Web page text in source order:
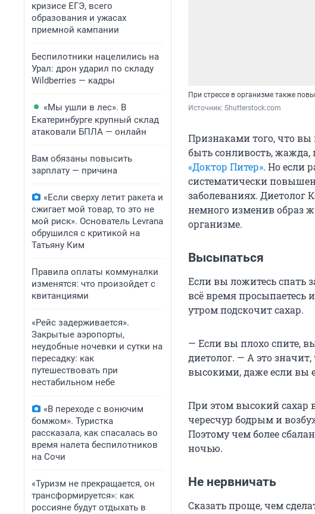
кризисе ЕГЭ, всего
образования и ужасах
приемной кампании
Беспилотники нацелились на
Урал: дрон ударил по складу
Wildberries — кадры
«Мы ушли в лес». В
Екатеринбурге крупный склад
атаковали БПЛА — онлайн
Вам обязаны повысить
зарплату — причина
«Если сверху летит ракета и
сжигает мой товар, то это не
мой риск». Основатель Levrana
обрушился с критикой на
Татьяну Ким
Правила оплаты коммуналки
изменятся: что произойдет с
квитанциями
«Рейс задерживается».
Закрытые аэропорты,
неудобные ночевки и сутки на
пересадку: как
путешествовать при
нестабильном небе
«В переходе с вонючим
бомжом». Туристка
рассказала, как спасалась во
время налета беспилотников
на Сочи
«Туризм не прекращается, он
трансформируется»: как
россияне будут отдыхать в
При стрессе в организме также
Источник: Shutterstock.com
Признаками того, что вы
быть сонливость, жажда,
«Доктор Питер». Но если
систематически
заболеваниях. Диетолог
немного изменив образ
организме.
Высыпаться
Если вы ложитесь спать
всё время просыпаетесь
утром подскочит сахар.
— Если вы плохо спите,
диетолог. — А это значит,
высокими, даже если вы
При этом высокий сахар
чересчур бодрым и
Поэтому чем более
ночью.
Не нервничать
Сказать проще, чем